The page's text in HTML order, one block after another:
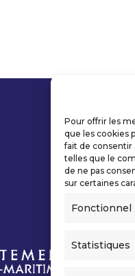
Pour offrir les
que les cookies
fait de consentir
telles que le
de ne pas
sur certaines
Fonctionnel
Statistiques